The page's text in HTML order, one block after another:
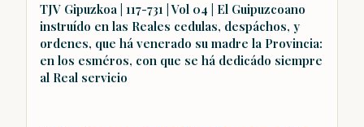
TJV Gipuzkoa | 117-731 | Vol 04 | El Guipuzcoano
instruído en las Reales cedulas, despáchos, y
ordenes, que há venerado su madre la Provincia:
en los esméros, con que se há dedicádo siempre
al Real servicio